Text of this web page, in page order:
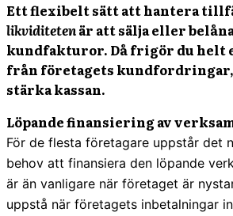
Ett flexibelt sätt att hantera
likviditetenär attsälja eller
kundfakturor. Då frigör du helt
från företagets kundfordringar,
stärka kassan.
Löpande finansiering av
För de flesta företagare uppstår det
behov att finansiera den löpande
är än vanligare när företaget är
uppstå när företagets inbetalningar